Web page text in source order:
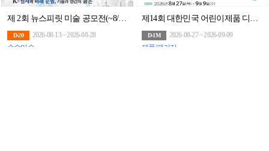
제 2회 뉴스피릿 미술 공모전(~8/28)
D-20
2026-08-13 ~ 2026-08-28
순수미술
D-1M
2026-08-27 ~ 2026-09-09
제품/패키지